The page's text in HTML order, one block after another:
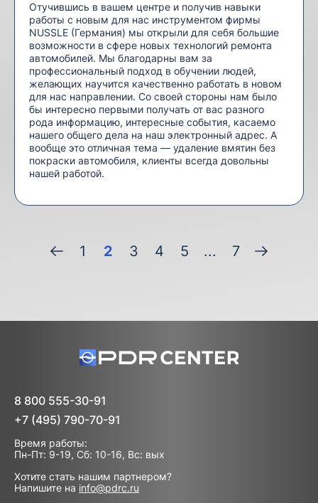
Отучившись в вашем центре и получив навыки
работы с новым для нас инструментом фирмы
NUSSLE (Германия) мы открыли для себя большие
возможности в сфере новых технологий ремонта
автомобилей. Мы благодарны вам за
профессиональный подход в обучении людей,
желающих научится качественно работать в новом
для нас направлении. Со своей стороны нам было
бы интересно первыми получать от вас разного
рода информацию, интересные события, касаемо
нашего общего дела на наш электронный адрес. А
вообще это отличная тема — удаление вмятин без
покраски автомобиля, клиенты всегда довольны
нашей работой.
1 2 3 4 5 ... 7
8 800 555-30-91
+7 (495) 790-70-91
Время работы:
Пн-Пт: 9-19, Сб: 10-16, Вс: вых
Хотите стать нашим партнером?
Напишите на info@pdrc.ru